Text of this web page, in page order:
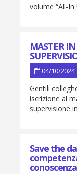
volume “All-In
MASTER
04/10/2024
Gentili
iscrizione al
supervisione
Save the